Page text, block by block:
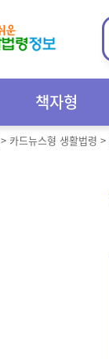
책자형
> 카드뉴스형 생활법령 >